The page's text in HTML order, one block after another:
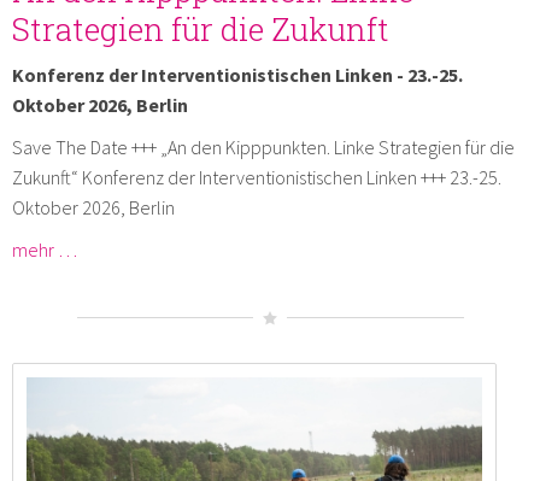
Strategien für die Zukunft
Konferenz der Interventionistischen Linken - 23.-25.
Oktober 2026, Berlin
Save The Date +++ „An den Kipppunkten. Linke Strategien für die
Zukunft“ Konferenz der Interventionistischen Linken +++ 23.-25.
Oktober 2026, Berlin
mehr …